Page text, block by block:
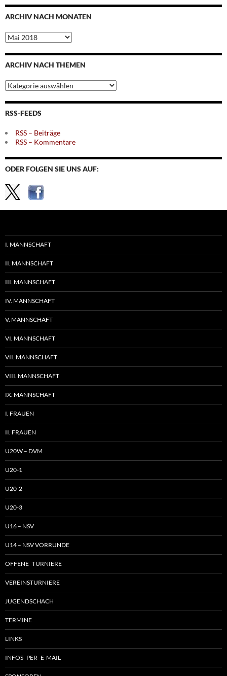
ARCHIV NACH MONATEN
Archiv
nach
Monaten
ARCHIV NACH THEMEN
Archiv
nach
Themen
RSS-FEEDS
RSS – Beiträge
RSS – Kommentare
ODER FOLGEN SIE UNS AUF:
I. MANNSCHAFT
II. MANNSCHAFT
III. MANNSCHAFT
IV. MANNSCHAFT
V. MANNSCHAFT
VI. MANNSCHAFT
VII. MANNSCHAFT
VIII. MANNSCHAFT
IX. MANNSCHAFT
I. FRAUEN
II. FRAUEN
U20W – DVM
U20-1
U20-2
U20-3
U16 – NSV
U14 – NSV VORRUNDE
OFFENE TURNIERE
VEREINSTURNIERE
JUGENDSCHACH
TERMINE
LINKS
INFOS PER E-MAIL